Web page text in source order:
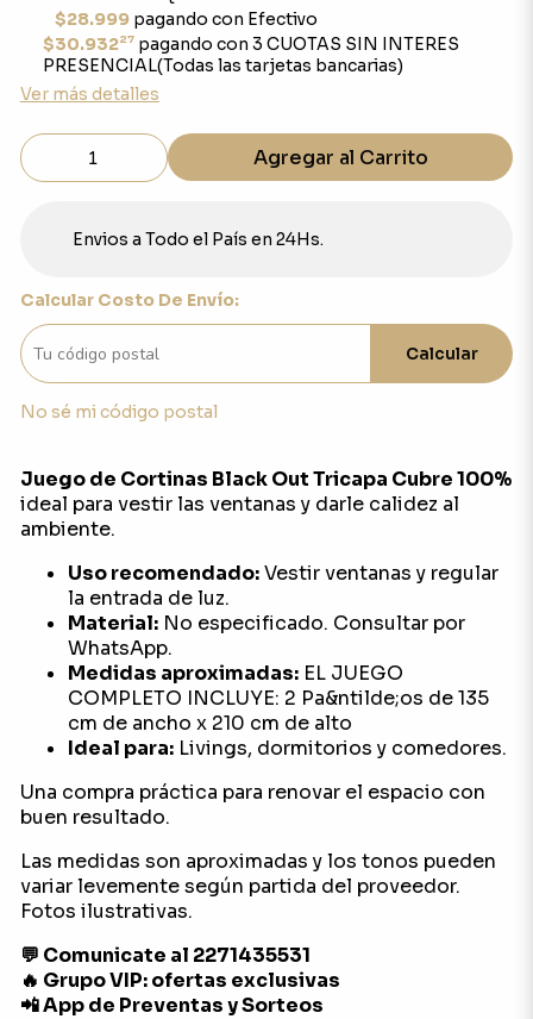
$28.999pagando con Efectivo
$30.93227 pagando con 3 CUOTAS SIN INTERES
PRESENCIAL(Todas las tarjetas bancarias)
Ver más detalles
Agregar al Carrito
Envios a Todo el País en 24Hs.
Calcular Costo De Envío:
Calcular
No sé mi código postal
Juego de Cortinas Black Out Tricapa Cubre 100%
ideal para vestir las ventanas y darle calidez al
ambiente.
Uso recomendado:Vestir ventanas y regular
la entrada de luz.
Material:No especificado. Consultar por
WhatsApp.
Medidas aproximadas:EL JUEGO
COMPLETO INCLUYE: 2 Pa&ntilde;os de 135
cm de ancho x 210 cm de alto
Ideal para:Livings, dormitorios y comedores.
Una compra práctica para renovar el espacio con
buen resultado.
Las medidas son aproximadas y los tonos pueden
variar levemente según partida del proveedor.
Fotos ilustrativas.
💬 Comunicate al 2271435531
🔥 Grupo VIP: ofertas exclusivas
📲 App de Preventas y Sorteos